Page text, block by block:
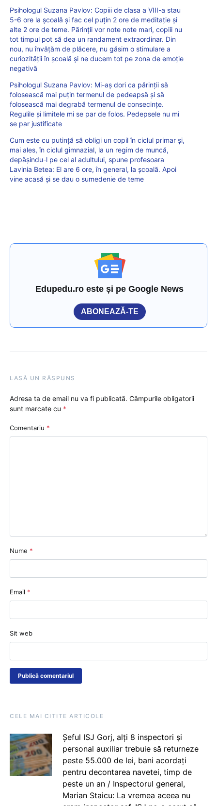
Psihologul Suzana Pavlov: Copiii de clasa a VIII-a stau
5-6 ore la școală și fac cel puțin 2 ore de meditație și
alte 2 ore de teme. Părinții vor note note mari, copiii nu
tot timpul pot să dea un randament extraordinar. Din
nou, nu învățăm de plăcere, nu găsim o stimulare a
curiozității în școală și ne ducem tot pe zona de emoție
negativă
Psihologul Suzana Pavlov: Mi-aș dori ca părinții să
folosească mai puțin termenul de pedeapsă și să
folosească mai degrabă termenul de consecințe.
Regulile și limitele mi se par de folos. Pedepsele nu mi
se par justificate
Cum este cu putință să obligi un copil în ciclul primar și,
mai ales, în ciclul gimnazial, la un regim de muncă,
depășindu-l pe cel al adultului, spune profesoara
Lavinia Betea: El are 6 ore, în general, la școală. Apoi
vine acasă și se dau o sumedenie de teme
Edupedu.ro este și pe Google News
ABONEAZĂ-TE
LASĂ UN RĂSPUNS
Adresa ta de email nu va fi publicată. Câmpurile obligatorii
sunt marcate cu *
Comentariu *
Nume *
Email *
Sit web
CELE MAI CITITE ARTICOLE
Șeful ISJ Gorj, alți 8 inspectori și
personal auxiliar trebuie să returneze
peste 55.000 de lei, bani acordați
pentru decontarea navetei, timp de
peste un an / Inspectorul general,
Marian Staicu: La vremea aceea nu